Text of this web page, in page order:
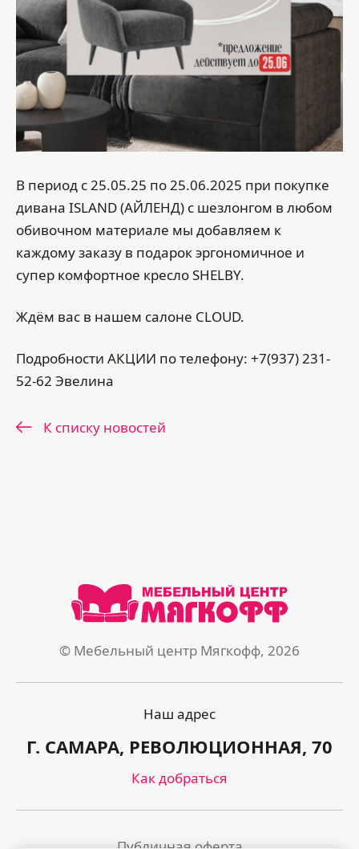
В период с 25.05.25 по 25.06.2025 при покупке
дивана ISLAND (АЙЛЕНД) с шезлонгом в любом
обивочном материале мы добавляем к
каждому заказу в подарок эргономичное и
супер комфортное кресло SHELBY.
Ждём вас в нашем салоне CLOUD.
Подробности АКЦИИ по телефону: +7(937) 231-
52-62 Эвелина
К списку новостей
© Мебельный центр Мягкофф, 2026
Наш адрес
Г. САМАРА, РЕВОЛЮЦИОННАЯ, 70
Как добраться